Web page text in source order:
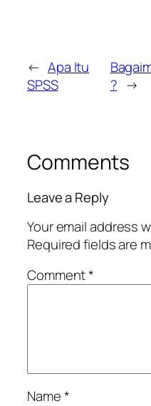
← Apa Itu
SPSS
? →
Comments
Leave a Reply
Your email address
Required fields are
Comment*
Name*